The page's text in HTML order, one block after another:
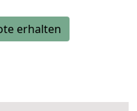
erhalten